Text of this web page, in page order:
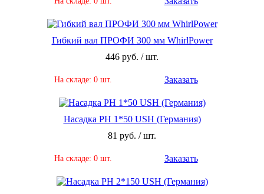
Гибкий вал ПРОФИ 300 мм WhirlPower
446 руб. / шт.
На складе: 0 шт. Заказать
Насадка PH 1*50 USH (Германия)
81 руб. / шт.
На складе: 0 шт. Заказать